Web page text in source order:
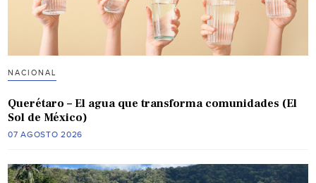
NACIONAL
Querétaro – El agua que transforma comunidades (El
Sol de México)
07 AGOSTO 2026